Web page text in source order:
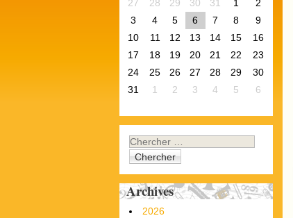
27
28 29 30 31 1
2
3
4 5 6 7 8
9
10
11 12 13 14 15
16
17
18 19 20 21 22
23
24
25 26 27 28 29
30
31
1 2 3 4 5 6
Chercher
Archives
2026